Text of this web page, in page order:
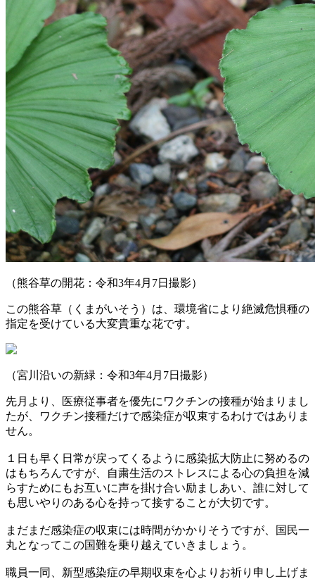
（熊谷草の開花：令和3年4月7日撮影）
この熊谷草（くまがいそう）は、環境省により絶滅危惧種の
指定を受けている大変貴重な花です。
（宮川沿いの新緑：令和3年4月7日撮影）
先月より、医療従事者を優先にワクチンの接種が始まりまし
たが、ワクチン接種だけで感染症が収束するわけではありま
せん。
１日も早く日常が戻ってくるように感染拡大防止に努めるの
はもちろんですが、自粛生活のストレスによる心の負担を減
らすためにもお互いに声を掛け合い励ましあい、誰に対して
も思いやりのある心を持って接することが大切です。
まだまだ感染症の収束には時間がかかりそうですが、国民一
丸となってこの国難を乗り越えていきましょう。
職員一同、新型感染症の早期収束を心よりお祈り申し上げま